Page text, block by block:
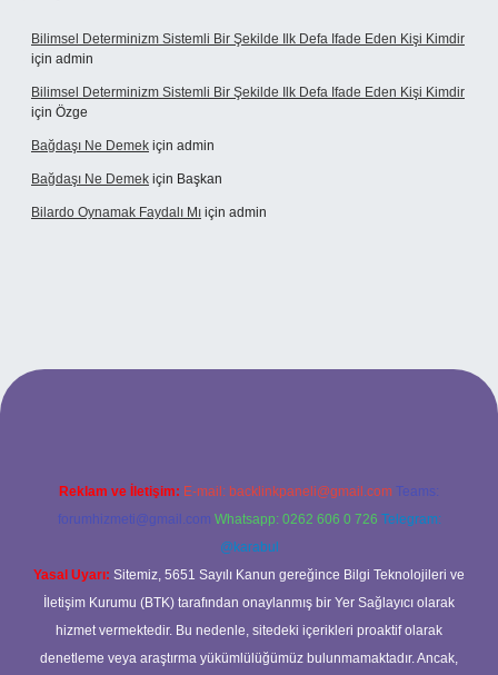
Bilimsel Determinizm Sistemli Bir Şekilde Ilk Defa Ifade Eden Kişi Kimdir
için admin
Bilimsel Determinizm Sistemli Bir Şekilde Ilk Defa Ifade Eden Kişi Kimdir
için Özge
Bağdaşı Ne Demek için admin
Bağdaşı Ne Demek için Başkan
Bilardo Oynamak Faydalı Mı için admin
bahis sitesi
Reklam ve İletişim: E-mail: backlinkpaneli@gmail.com Teams:
forumhizmeti@gmail.com Whatsapp: 0262 606 0 726 Telegram:
@karabul
Yasal Uyarı: Sitemiz, 5651 Sayılı Kanun gereğince Bilgi Teknolojileri ve
İletişim Kurumu (BTK) tarafından onaylanmış bir Yer Sağlayıcı olarak
hizmet vermektedir. Bu nedenle, sitedeki içerikleri proaktif olarak
denetleme veya araştırma yükümlülüğümüz bulunmamaktadır. Ancak,